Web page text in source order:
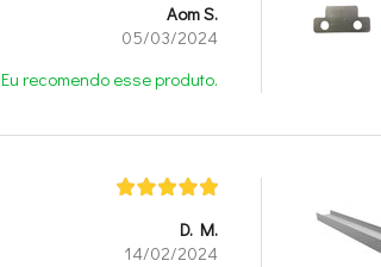
Aom S.
05/03/2024
Eu recomendo esse produto.
D. M.
14/02/2024